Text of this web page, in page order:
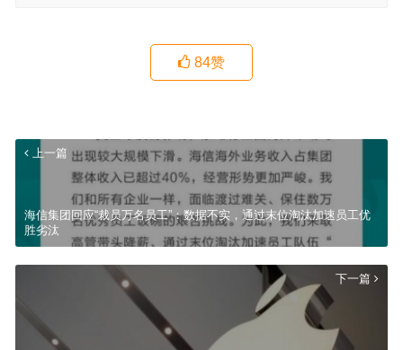
84赞
上一篇
海信集团回应“裁员万名员工”：数据不实，通过末位淘汰加速员工优
胜劣汰
下一篇